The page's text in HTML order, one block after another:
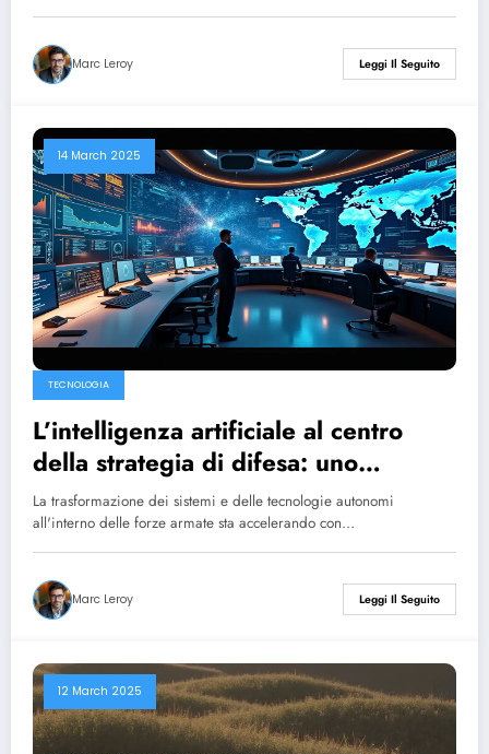
Marc Leroy Leggi Il Seguito
14 March 2025
TECNOLOGIA
L’intelligenza artificiale al centro
della strategia di difesa: uno
sguardo alle innovazioni di Léa
Benaim – 13/03
La trasformazione dei sistemi e delle tecnologie autonomi
all'interno delle forze armate sta accelerando con…
Marc Leroy Leggi Il Seguito
12 March 2025